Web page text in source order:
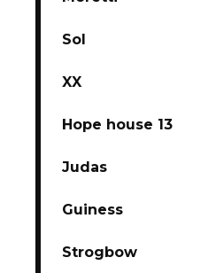
Sol
XX
Hope house 13
Judas
Guiness
Strogbow